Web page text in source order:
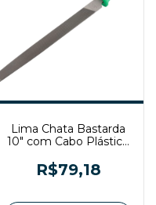
Lima Chata Bastarda
10" com Cabo Plástico
R$79,18